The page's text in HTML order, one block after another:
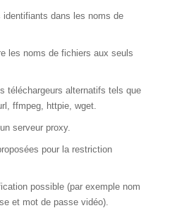
identifiants dans les noms de
les noms de fichiers aux seuls
téléchargeurs alternatifs tels que
ffmpeg, httpie, wget.
serveur proxy.
pour la restriction
possible (par exemple nom
et mot de passe vidéo).